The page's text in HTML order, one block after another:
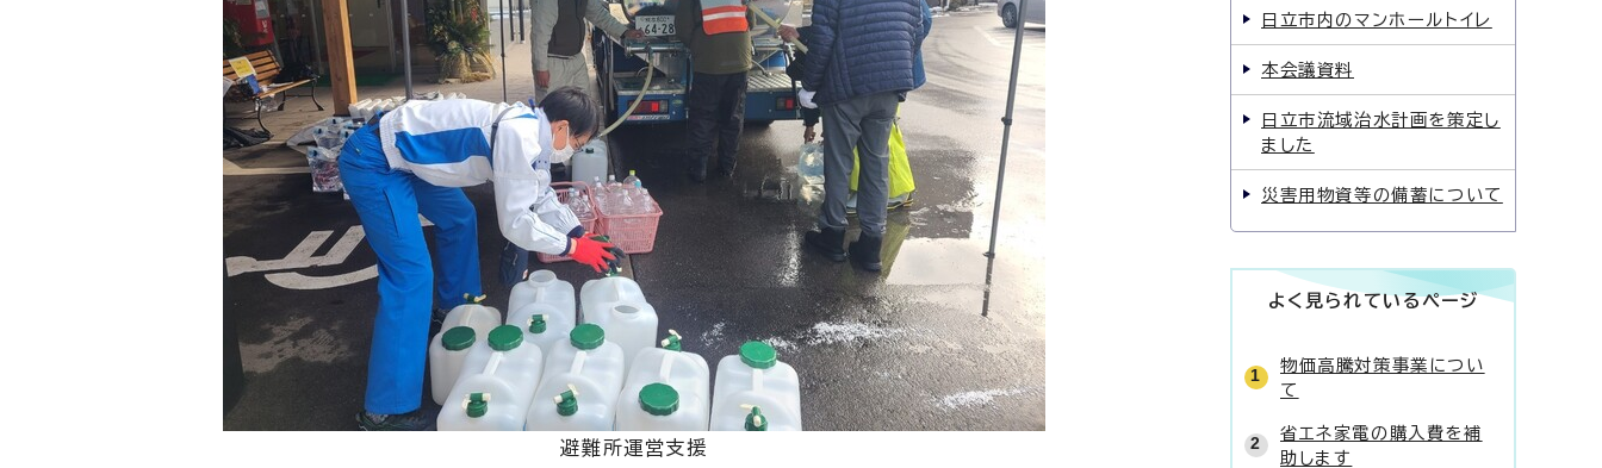
避難所運営支援
日立市内のマンホールトイレ
本会議資料
日立市流域治水計画を策定し
ました
災害用物資等の備蓄について
よく見られているページ
物価高騰対策事業につい
て
省エネ家電の購入費を補
助します